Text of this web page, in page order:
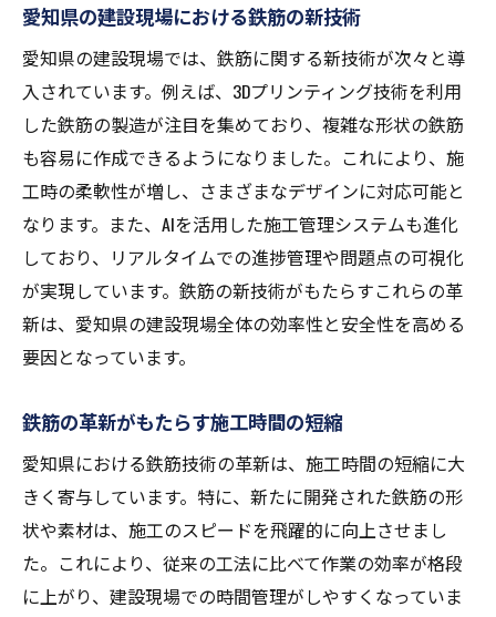
愛知県の建設現場における鉄筋の新技術
愛知県の建設現場では、鉄筋に関する新技術が次々と導
入されています。例えば、3Dプリンティング技術を利用
した鉄筋の製造が注目を集めており、複雑な形状の鉄筋
も容易に作成できるようになりました。これにより、施
工時の柔軟性が増し、さまざまなデザインに対応可能と
なります。また、AIを活用した施工管理システムも進化
しており、リアルタイムでの進捗管理や問題点の可視化
が実現しています。鉄筋の新技術がもたらすこれらの革
新は、愛知県の建設現場全体の効率性と安全性を高める
要因となっています。
鉄筋の革新がもたらす施工時間の短縮
愛知県における鉄筋技術の革新は、施工時間の短縮に大
きく寄与しています。特に、新たに開発された鉄筋の形
状や素材は、施工のスピードを飛躍的に向上させまし
た。これにより、従来の工法に比べて作業の効率が格段
に上がり、建設現場での時間管理がしやすくなっていま